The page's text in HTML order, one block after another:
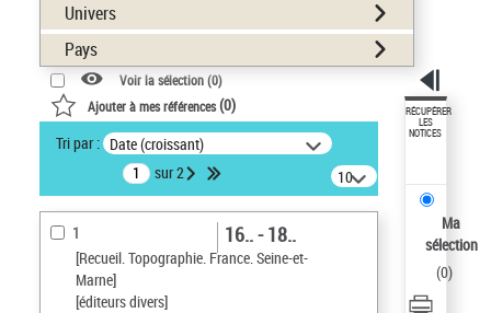
Univers
Pays
Voir la sélection (0)
Ajouter à mes références(0)
Tri par : Date (croissant)
sur 2
10
résultats/page
1
[Recueil. Topographie. France. Seine-et-
Marne]
[éditeurs divers]
16.. - 18..
RÉCUPÉRER
LES
NOTICES
Ma
sélection
(0)